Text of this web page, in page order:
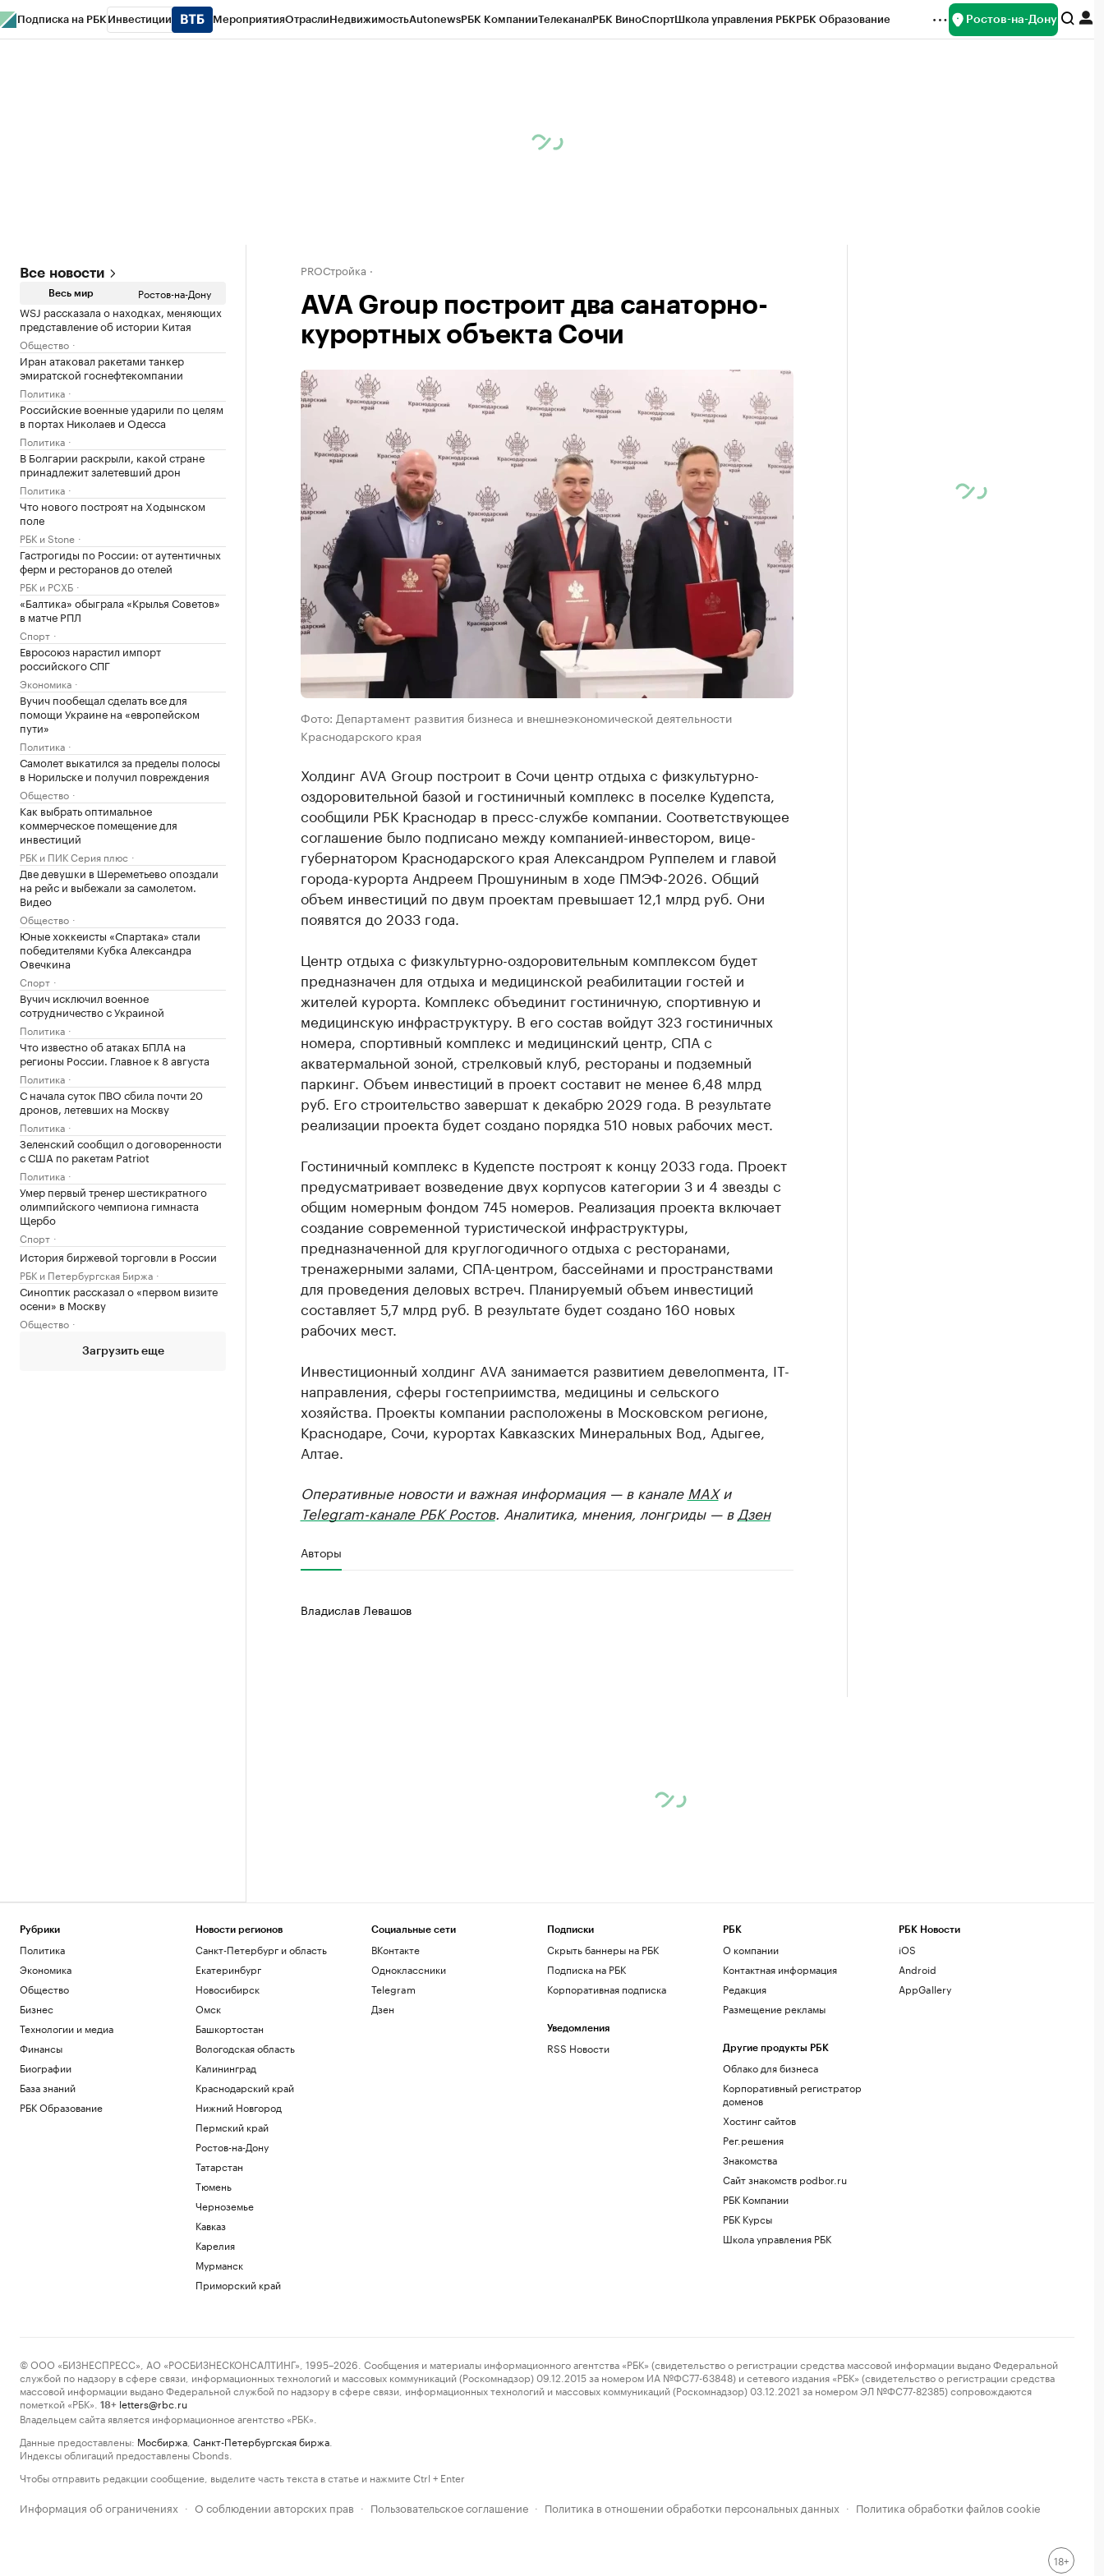
Подписка на РБК Инвестиции МероприятияОтраслиНедвижимостьAutonewsРБК КомпанииТелеканалРБК ВиноСпортШкола управления РБКРБК Образование Ростов-на-Дону
Все новости
Весь мир Ростов-на-Дону
WSJ рассказала о находках, меняющих
представление об истории Китая
Общество
Иран атаковал ракетами танкер
эмиратской госнефтекомпании
Политика
Российские военные ударили по целям
в портах Николаев и Одесса
Политика
В Болгарии раскрыли, какой стране
принадлежит залетевший дрон
Политика
Что нового построят на Ходынском
поле
РБК и Stone
Гастрогиды по России: от аутентичных
ферм и ресторанов до отелей
РБК и РСХБ
«Балтика» обыграла «Крылья Советов»
в матче РПЛ
Спорт
Евросоюз нарастил импорт
российского СПГ
Экономика
Вучич пообещал сделать все для
помощи Украине на «европейском
пути»
Политика
Самолет выкатился за пределы полосы
в Норильске и получил повреждения
Общество
Как выбрать оптимальное
коммерческое помещение для
инвестиций
РБК и ПИК Серия плюс
Две девушки в Шереметьево опоздали
на рейс и выбежали за самолетом.
Видео
Общество
Юные хоккеисты «Спартака» стали
победителями Кубка Александра
Овечкина
Спорт
Вучич исключил военное
сотрудничество с Украиной
Политика
Что известно об атаках БПЛА на
регионы России. Главное к 8 августа
Политика
С начала суток ПВО сбила почти 20
дронов, летевших на Москву
Политика
Зеленский сообщил о договоренности
с США по ракетам Patriot
Политика
Умер первый тренер шестикратного
олимпийского чемпиона гимнаста
Щербо
Спорт
История биржевой торговли в России
РБК и Петербургская Биржа
Синоптик рассказал о «первом визите
осени» в Москву
Общество
Загрузить еще
PROСтройка
AVA Group построит два санаторно-
курортных объекта Сочи
Фото: Департамент развития бизнеса и внешнеэкономической деятельности
Краснодарского края
Холдинг AVA Group построит в Сочи центр отдыха с физкультурно-
оздоровительной базой и гостиничный комплекс в поселке Кудепста,
сообщили РБК Краснодар в пресс-службе компании. Соответствующее
соглашение было подписано между компанией-инвестором, вице-
губернатором Краснодарского края Александром Руппелем и главой
города-курорта Андреем Прошуниным в ходе ПМЭФ-2026. Общий
объем инвестиций по двум проектам превышает 12,1 млрд руб. Они
появятся до 2033 года.
Центр отдыха с физкультурно-оздоровительным комплексом будет
предназначен для отдыха и медицинской реабилитации гостей и
жителей курорта. Комплекс объединит гостиничную, спортивную и
медицинскую инфраструктуру. В его состав войдут 323 гостиничных
номера, спортивный комплекс и медицинский центр, СПА с
акватермальной зоной, стрелковый клуб, рестораны и подземный
паркинг. Объем инвестиций в проект составит не менее 6,48 млрд
руб. Его строительство завершат к декабрю 2029 года. В результате
реализации проекта будет создано порядка 510 новых рабочих мест.
Гостиничный комплекс в Кудепсте построят к концу 2033 года. Проект
предусматривает возведение двух корпусов категории 3 и 4 звезды с
общим номерным фондом 745 номеров. Реализация проекта включает
создание современной туристической инфраструктуры,
предназначенной для круглогодичного отдыха с ресторанами,
тренажерными залами, СПА-центром, бассейнами и пространствами
для проведения деловых встреч. Планируемый объем инвестиций
составляет 5,7 млрд руб. В результате будет создано 160 новых
рабочих мест.
Инвестиционный холдинг AVA занимается развитием девелопмента, IT-
направления, сферы гостеприимства, медицины и сельского
хозяйства. Проекты компании расположены в Московском регионе,
Краснодаре, Сочи, курортах Кавказских Минеральных Вод, Адыгее,
Алтае.
Оперативные новости и важная информация — в канале MAXи
Telegram-канале РБК Ростов. Аналитика, мнения, лонгриды — в Дзен
Авторы
Владислав Левашов
Рубрики
Политика
Экономика
Общество
Бизнес
Технологии и медиа
Финансы
Биографии
База знаний
РБК Образование
Новости регионов
Санкт-Петербург и область
Екатеринбург
Новосибирск
Омск
Башкортостан
Вологодская область
Калининград
Краснодарский край
Нижний Новгород
Пермский край
Ростов-на-Дону
Татарстан
Тюмень
Черноземье
Кавказ
Карелия
Мурманск
Приморский край
Социальные сети
ВКонтакте
Одноклассники
Telegram
Дзен
Подписки
Скрыть баннеры на РБК
Подписка на РБК
Корпоративная подписка
Уведомления
RSS Новости
РБК
О компании
Контактная информация
Редакция
Размещение рекламы
Другие продукты РБК
Облако для бизнеса
Корпоративный регистратор
доменов
Хостинг сайтов
Рег.решения
Знакомства
Сайт знакомств podbor.ru
РБК Компании
РБК Курсы
Школа управления РБК
РБК Новости
iOS
Android
AppGallery
© ООО «БИЗНЕСПРЕСС», АО «РОСБИЗНЕСКОНСАЛТИНГ», 1995–2026. Сообщения и материалы информационного агентства «РБК» (свидетельство о регистрации средства массовой информации выдано Федеральной
службой по надзору в сфере связи, информационных технологий и массовых коммуникаций (Роскомнадзор) 09.12.2015 за номером ИА №ФС77-63848) и сетевого издания «РБК» (свидетельство о регистрации средства
массовой информации выдано Федеральной службой по надзору в сфере связи, информационных технологий и массовых коммуникаций (Роскомнадзор) 03.12.2021 за номером ЭЛ №ФС77-82385) сопровождаются
пометкой «РБК».
18+ letters@rbc.ru
Владельцем сайта является информационное агентство «РБК».
Данные предоставлены: Мосбиржа Санкт-Петербургская биржа
Индексы облигаций предоставлены Cbonds.
Чтобы отправить редакции сообщение, выделите часть текста в статье и нажмите Ctrl + Enter
Информация об ограничениях · О соблюдении авторских прав · Пользовательское соглашение · Политика в отношении обработки персональных данных · Политика обработки файлов cookie
18+